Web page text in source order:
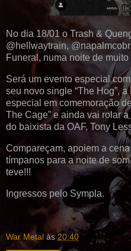
No dia 18/01 o Trash &
@hellwaytrain,
Funeral, numa noite de
Será um evento especial
seu novo single “The Hog”,
especial em comemoração
The Cage” e ainda vai rolar
do baixista da OAF, Tony
Compareçam, apoiem a
tímpanos para a noite de
teve!!!
Ingressos pelo Sympla.
War Metal às 20:40